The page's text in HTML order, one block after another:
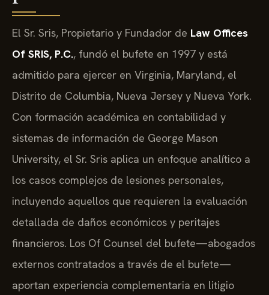
El Sr. Sris, Propietario y Fundador de Law Offices
Of SRIS, P.C., fundó el bufete en 1997 y está
admitido para ejercer en Virginia, Maryland, el
Distrito de Columbia, Nueva Jersey y Nueva York.
Con formación académica en contabilidad y
sistemas de información de George Mason
University, el Sr. Sris aplica un enfoque analítico a
los casos complejos de lesiones personales,
incluyendo aquellos que requieren la evaluación
detallada de daños económicos y peritajes
financieros. Los Of Counsel del bufete—abogados
externos contratados a través de el bufete—
aportan experiencia complementaria en litigio